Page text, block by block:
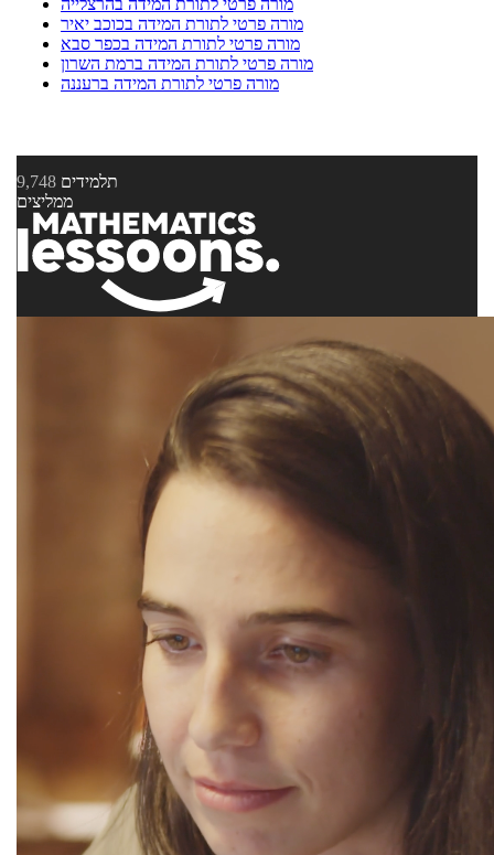
מורה פרטי לתורת המידה בכוכב יאיר
מורה פרטי לתורת המידה בכפר סבא
מורה פרטי לתורת המידה ברמת השרון
מורה פרטי לתורת המידה ברעננה
9,748 תלמידים
ממליצים